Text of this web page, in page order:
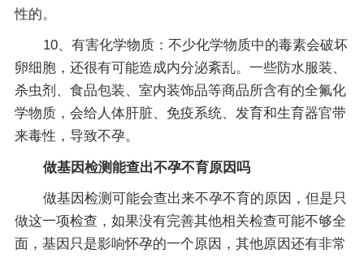
性的。
10、有害化学物质：不少化学物质中的毒素会破坏
卵细胞，还很有可能造成内分泌紊乱。一些防水服装、
杀虫剂、食品包装、室内装饰品等商品所含有的全氟化
学物质，会给人体肝脏、免疫系统、发育和生育器官带
来毒性，导致不孕。
做基因检测能查出不孕不育原因吗
做基因检测可能会查出来不孕不育的原因，但是只
做这一项检查，如果没有完善其他相关检查可能不够全
面，基因只是影响怀孕的一个原因，其他原因还有非常